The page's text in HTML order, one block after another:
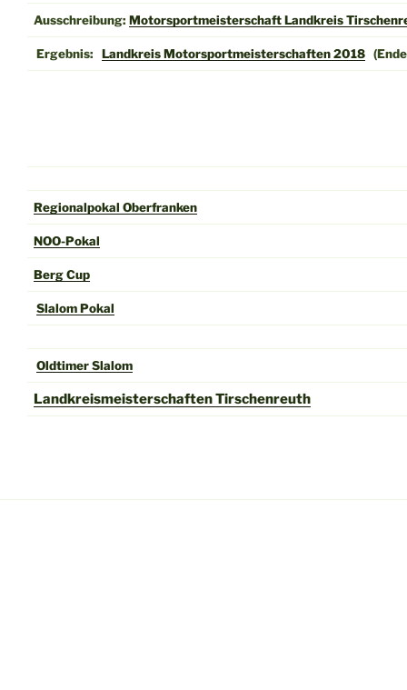
Ausschreibung: Motorsportmeisterschaft Landkreis
Ergebnis: Landkreis Motorsportmeisterschaften 2018
Regionalpokal Oberfranken
NOO-Pokal
Berg Cup
Slalom Pokal
Oldtimer Slalom
Landkreismeisterschaften Tirschenreuth